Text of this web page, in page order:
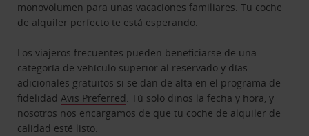
monovolumen para unas vacaciones familiares. Tu coche
de alquiler perfecto te está esperando.
Los viajeros frecuentes pueden beneficiarse de una
categoría de vehículo superior al reservado y días
adicionales gratuitos si se dan de alta en el programa de
fidelidadAvis Preferred. Tú solo dinos la fecha y hora, y
nosotros nos encargamos de que tu coche de alquiler de
calidad esté listo.